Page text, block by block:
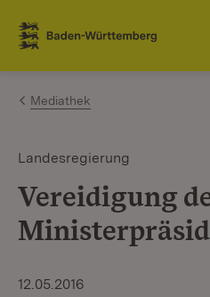
Zum Inhalt springen
Link zur Startseite
Mediathek
Landesregierung
Vereidigung
12.05.2016